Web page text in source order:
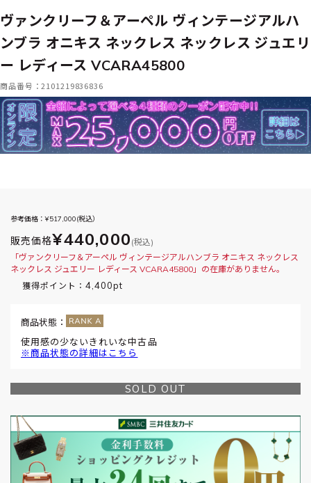
ヴァンクリーフ＆アーペル ヴィンテージアルハ
ンブラ オニキス ネックレス ネックレス ジュエリ
ー レディース VCARA45800
商品番号：2101219836836
参考価格：¥517,000(税込）
販売価格¥440,000 (税込)
「ヴァンクリーフ＆アーペル ヴィンテージアルハンブラ オニキス ネックレス
ネックレス ジュエリー レディース VCARA45800」の在庫がありません。
獲得ポイント： 4,400pt
商品状態：
使用感の少ないきれいな中古品
※商品状態の詳細はこちら
SOLD OUT